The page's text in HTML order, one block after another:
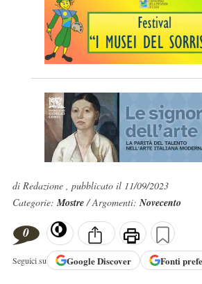
di Redazione , pubblicato il 11/09/2023
Categorie:Mostre/ Argomenti:Novecento
0
Seguici su GoogleDiscover Fonti